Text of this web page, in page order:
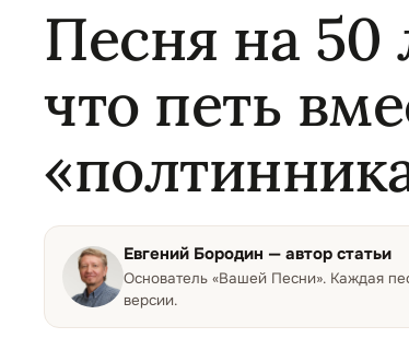
Песня на
что петь
Евгений Бородин — автор статьи
Основатель «Вашей Песни». Каждая
версии.